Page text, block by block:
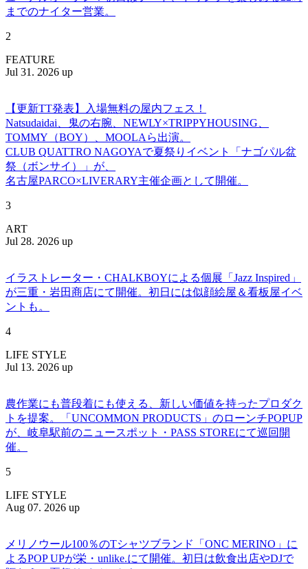
までのナイター営業。
2
FEATURE
Jul 31. 2026 up
【更新TT発表】入場無料の屋内フェス！
Natsudaidai、鬼の右腕、NEWLY×TRIPPYHOUSING、
TOMMY（BOY）、MOOLAら出演。
CLUB QUATTRO NAGOYAで夏祭りイベント「ナゴパル盆
祭（ボンサイ）」が、
名古屋PARCO×LIVERARY主催企画として開催。
3
ART
Jul 28. 2026 up
イラストレーター・CHALKBOYによる個展「Jazz Inspired」
が三重・岩田商店にて開催。初日には似顔絵屋＆看板屋イベ
ントも。
4
LIFE STYLE
Jul 13. 2026 up
農作業にも普段着にも使える、新しい価値を持ったプロダク
トを提案。「UNCOMMON PRODUCTS」のローンチPOPUP
が、岐阜駅前のニュースポット・PASS STOREにて巡回開
催。
5
LIFE STYLE
Aug 07. 2026 up
メリノウール100％のTシャツブランド「ONC MERINO」に
よるPOP UPが栄・unlike.にて開催。初日は飲食出店やDJで